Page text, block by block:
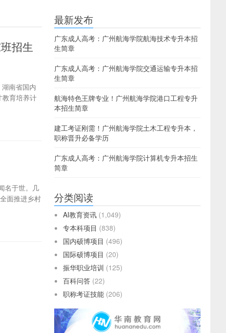
招生
南省国内
教育培养计
名于世。几
面推进乡村
最新发布
广东成人高考：广州航海学院航海技术专升本招
生简章
广东成人高考：广州航海学院交通运输专升本招
生简章
航海特色王牌专业！广州航海学院港口工程专升
本招生简章
建工考证刚需！广州航海学院土木工程专升本，
职称晋升必备学历
广东成人高考：广州航海学院计算机专升本招生
简章
分类阅读
AI教育资讯 (1,049)
专本科项目 (838)
国内硕博项目 (496)
国际硕博项目 (20)
振华职业培训 (125)
百科问答 (22)
职称考证技能 (206)